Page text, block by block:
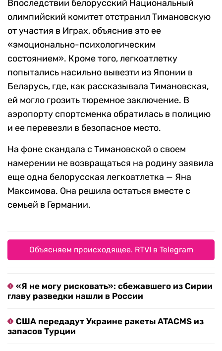
Впоследствии белорусский Национальный
олимпийский комитет отстранил Тимановскую
от участия в Играх, объяснив это ее
«эмоционально-психологическим
состоянием». Кроме того, легкоатлетку
попытались насильно вывезти из Японии в
Беларусь, где, как рассказывала Тимановская,
ей могло грозить тюремное заключение. В
аэропорту спортсменка обратилась в полицию
и ее перевезли в безопасное место.
На фоне скандала с Тимановской о своем
намерении не возвращаться на родину заявила
еще одна белорусская легкоатлетка — Яна
Максимова. Она решила остаться вместе с
семьей в Германии.
Объясняем происходящее. RTVI в Telegram
«Я не могу рисковать»: сбежавшего из Сирии
главу разведки нашли в России
США передадут Украине ракеты ATACMS из
запасов Турции